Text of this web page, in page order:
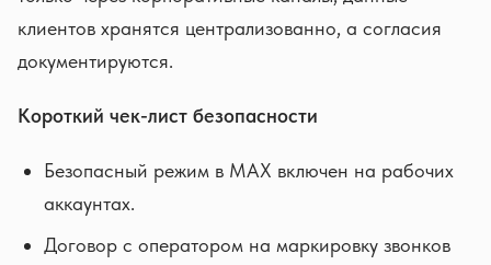
клиентов хранятся централизованно, а согласия
документируются.
Короткий чек-лист безопасности
Безопасный режим в MAX включен на рабочих
аккаунтах.
Договор с оператором на маркировку звонков